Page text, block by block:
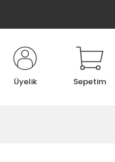
Üyelik Sepetim